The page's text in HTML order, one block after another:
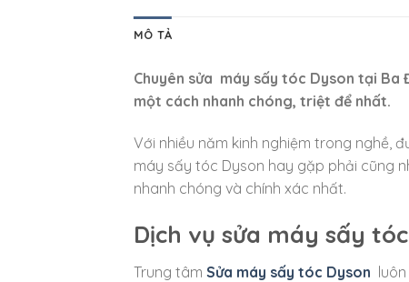
MÔ TẢ
Chuyên sửa máy sấy tóc Dyson tại Ba
một cách nhanh chóng, triệt để nhất.
Với nhiều năm kinh nghiệm trong nghề,
máy sấy tóc Dyson hay gặp phải cũng
nhanh chóng và chính xác nhất.
Dịch vụ sửa máy sấy
Trung tâm Sửa máy sấy tóc Dyson